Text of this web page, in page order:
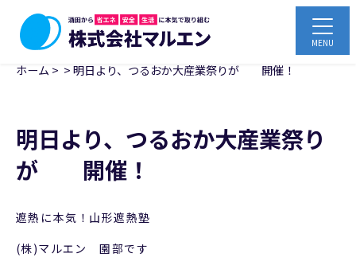
ホーム > > 明日より、つるおか大産業祭りが 開催！
明日より、つるおか大産業祭り
が 開催！
遮熱に本気！山形遮熱塾
(株)マルエン 園部です